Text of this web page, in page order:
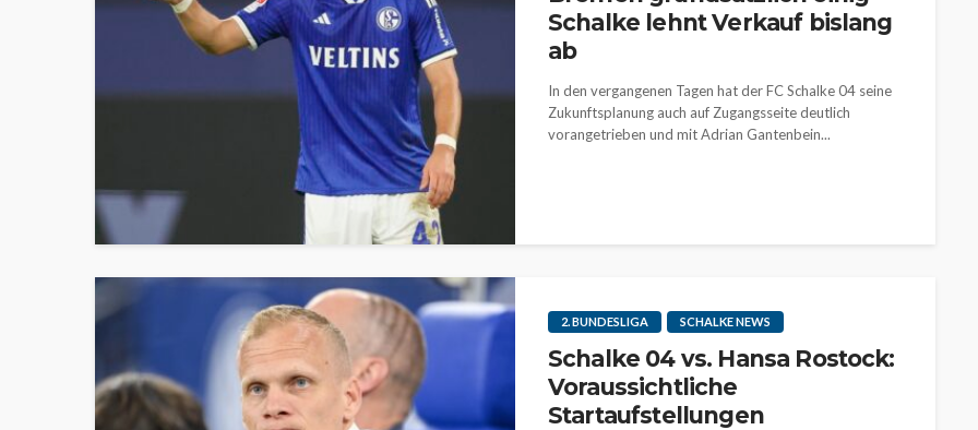
Schalke lehnt Verkauf bislang
ab
In den vergangenen Tagen hat der FC Schalke 04 seine
Zukunftsplanung auch auf Zugangsseite deutlich
vorangetrieben und mit Adrian Gantenbein...
2. BUNDESLIGA SCHALKE NEWS
Schalke 04 vs. Hansa Rostock:
Voraussichtliche
Startaufstellungen